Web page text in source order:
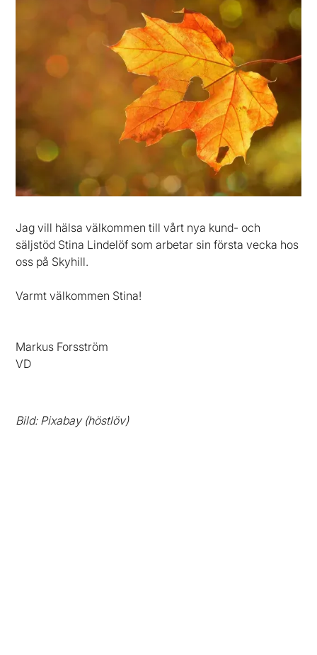
Jag vill hälsa välkommen till vårt nya kund- och
säljstöd Stina Lindelöf som arbetar sin första vecka hos
oss på Skyhill.
Varmt välkommen Stina!
Markus Forsström
VD
Bild: Pixabay (höstlöv)